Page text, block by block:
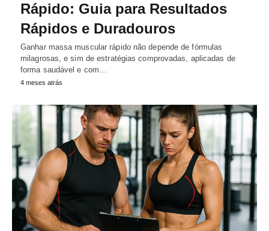
Rápido: Guia para Resultados
Rápidos e Duradouros
Ganhar massa muscular rápido não depende de fórmulas
milagrosas, e sim de estratégias comprovadas, aplicadas de
forma saudável e com…
4 meses atrás